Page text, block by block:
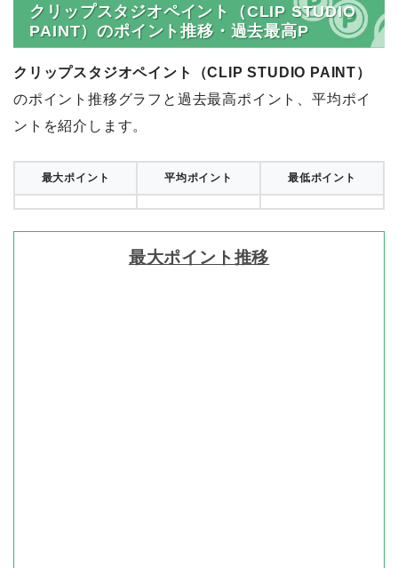
クリップスタジオペイント（CLIP STUDIO
PAINT）のポイント推移・過去最高P
クリップスタジオペイント（CLIP STUDIO PAINT）
のポイント推移グラフと過去最高ポイント、平均ポイ
ントを紹介します。
最大ポイント 平均ポイント 最低ポイント
最大ポイント推移